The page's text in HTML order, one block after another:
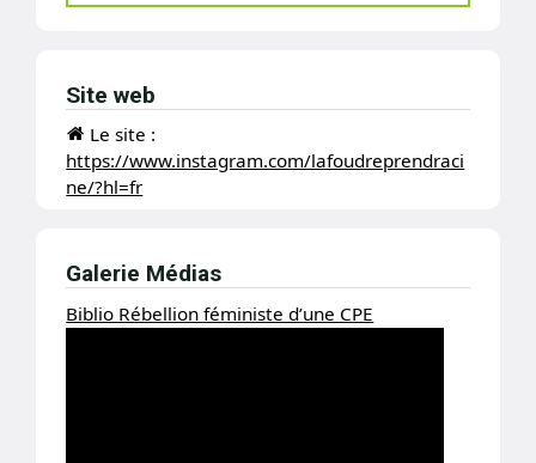
Site web
Le site :
https://www.instagram.com/lafoudreprendraci
ne/?hl=fr
Galerie Médias
Biblio Rébellion féministe d’une CPE